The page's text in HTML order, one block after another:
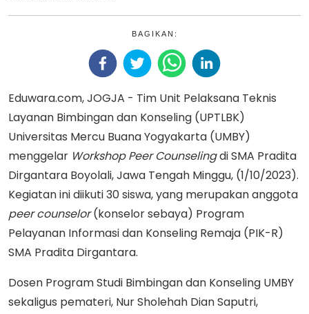
BAGIKAN:
Eduwara.com, JOGJA - Tim Unit Pelaksana Teknis
Layanan Bimbingan dan Konseling (UPTLBK)
Universitas Mercu Buana Yogyakarta (UMBY)
menggelar Workshop Peer Counselingdi SMA Pradita
Dirgantara Boyolali, Jawa Tengah Minggu, (1/10/2023).
Kegiatan ini diikuti 30 siswa, yang merupakan anggota
peer counselor(konselor sebaya) Program
Pelayanan Informasi dan Konseling Remaja (PIK-R)
SMA Pradita Dirgantara.
Dosen Program Studi Bimbingan dan Konseling UMBY
sekaligus pemateri, Nur Sholehah Dian Saputri,